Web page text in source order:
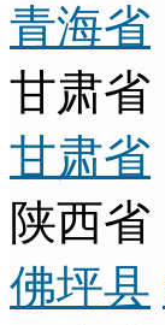
青海省
甘肃省
甘肃省
陕西省
佛坪县